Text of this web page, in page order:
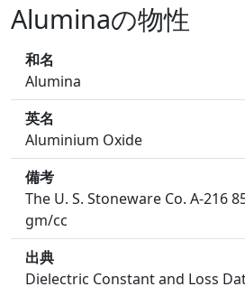
Aluminaの物性
和名
Alumina
英名
Aluminium Oxide
備考
The U. S. Stoneware Co. A-216
gm/cc
出典
Dielectric Constant and Loss